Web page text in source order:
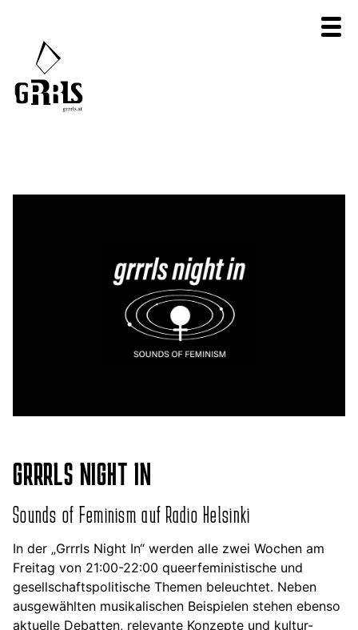
GRRRLS NIGHT IN
Sounds of Feminism auf Radio Helsinki
In der „Grrrls Night In“ werden alle zwei Wochen am
Freitag von 21:00-22:00 queerfeministische und
gesellschaftspolitische Themen beleuchtet. Neben
ausgewählten musikalischen Beispielen stehen ebenso
aktuelle Debatten, relevante Konzepte und kultur-